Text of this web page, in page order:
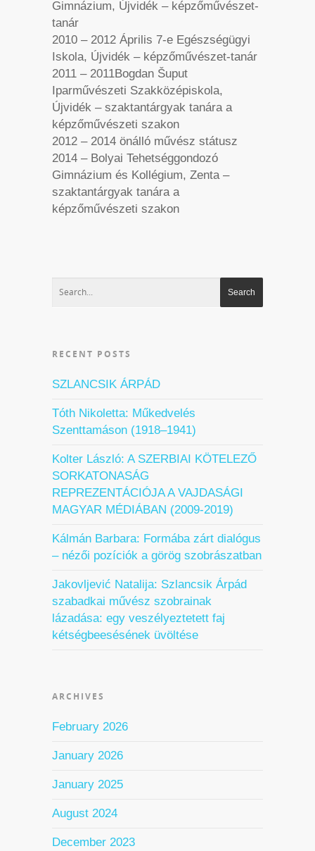
Gimnázium, Újvidék – képzőművészet-
tanár
2010 – 2012 Április 7-e Egészségügyi
Iskola, Újvidék – képzőművészet-tanár
2011 – 2011Bogdan Šuput
Iparművészeti Szakközépiskola,
Újvidék – szaktantárgyak tanára a
képzőművészeti szakon
2012 – 2014 önálló művész státusz
2014 – Bolyai Tehetséggondozó
Gimnázium és Kollégium, Zenta –
szaktantárgyak tanára a
képzőművészeti szakon
RECENT POSTS
SZLANCSIK ÁRPÁD
Tóth Nikoletta: Műkedvelés
Szenttamáson (1918–1941)
Kolter László: A SZERBIAI KÖTELEZŐ
SORKATONASÁG
REPREZENTÁCIÓJA A VAJDASÁGI
MAGYAR MÉDIÁBAN (2009-2019)
Kálmán Barbara: Formába zárt dialógus
– nézői pozíciók a görög szobrászatban
Jakovljević Natalija: Szlancsik Árpád
szabadkai művész szobrainak
lázadása: egy veszélyeztetett faj
kétségbeesésének üvöltése
ARCHIVES
February 2026
January 2026
January 2025
August 2024
December 2023